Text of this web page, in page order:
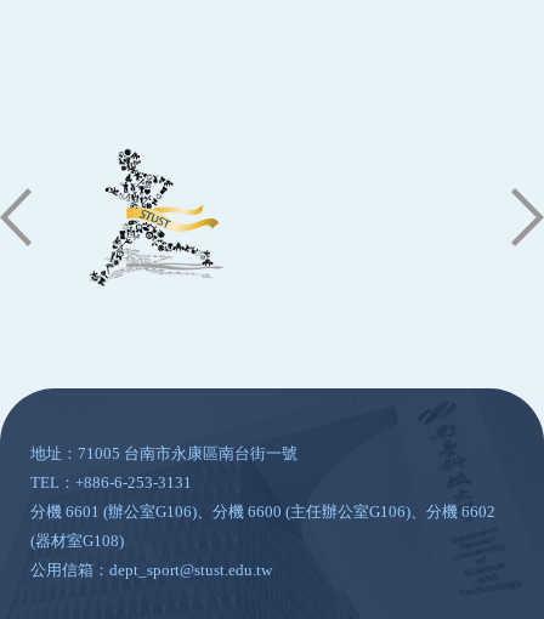
地址：71005 台南市永康區南台街一號
TEL：+886-6-253-3131
分機 6601 (辦公室G106)、分機 6600 (主任辦公室G106)、分機 6602
(器材室G108)
公用信箱：dept_sport@stust.edu.tw